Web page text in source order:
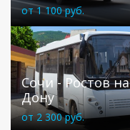
от 1 100 руб.
Сочи - Ростов на
Дону
от 2 300 руб.